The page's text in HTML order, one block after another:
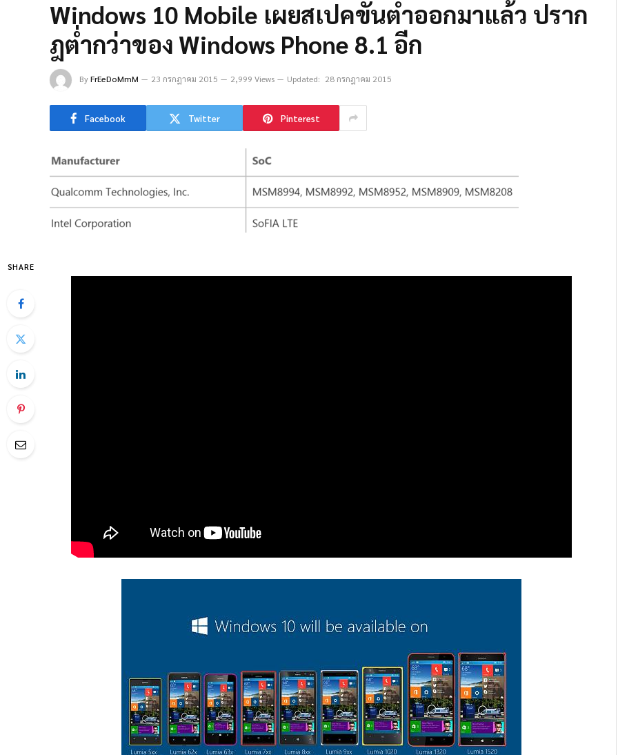
Windows 10 Mobile เผยสเปคขั้นต่ำออกมาแล้ว ปราก
ฎต่ำกว่าของ Windows Phone 8.1 อีก
ByFrEeDoMmM 23 กรกฎาคม 2015 2,999 Views Updated: 28 กรกฎาคม 2015
Facebook Twitter Pinterest
SHARE